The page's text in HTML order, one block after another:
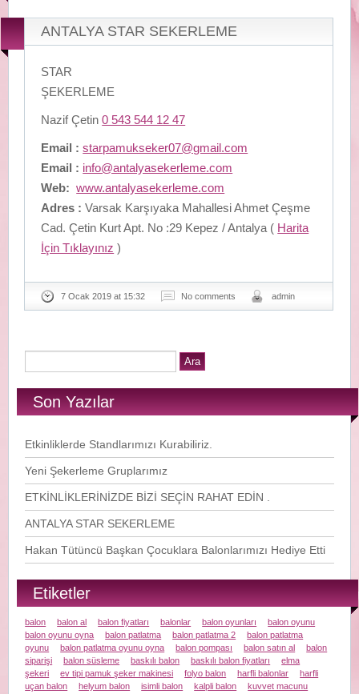
ANTALYA STAR SEKERLEME
STAR
ŞEKERLEME
Nazif Çetin0 543 544 12 47
Email : starpamukseker07@gmail.com
Email : info@antalyasekerleme.com
Web: www.antalyasekerleme.com
Adres : Varsak Karşıyaka Mahallesi Ahmet Çeşme
Cad. Çetin Kurt Apt. No :29 Kepez / Antalya ( Harita
İçin Tıklayınız )
7 Ocak 2019 at 15:32 No comments admin
Son Yazılar
Etkinliklerde Standlarımızı Kurabiliriz.
Yeni Şekerleme Gruplarımız
ETKİNLİKLERİNİZDE BİZİ SEÇİN RAHAT EDİN .
ANTALYA STAR SEKERLEME
Hakan Tütüncü Başkan Çocuklara Balonlarımızı Hediye Etti
Etiketler
balon balon al balon fiyatları balonlar balon oyunları
balon oyunu
balon oyunu oyna
balon patlatma balon patlatma 2
balon patlatma
oyunu
balon patlatma oyunu oyna balon pompası balon satın al
balon
siparişi
balon süsleme baskılı balon baskılı balon fiyatları
elma
şekeri
ev tipi pamuk şeker makinesi folyo balon harfli balonlar
harfli
uçan balon
helyum balon isimli balon kalpli balon
kuvvet macunu